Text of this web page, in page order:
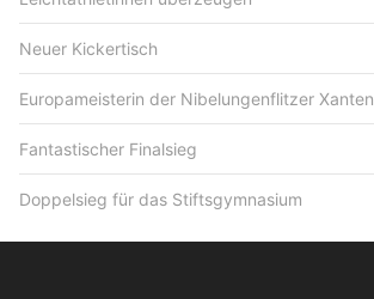
Neuer Kickertisch
Europameisterin der Nibelungenflitzer Xanten
Fantastischer Finalsieg
Doppelsieg für das Stiftsgymnasium